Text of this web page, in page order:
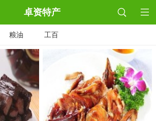
卓资特产
粮油 工百